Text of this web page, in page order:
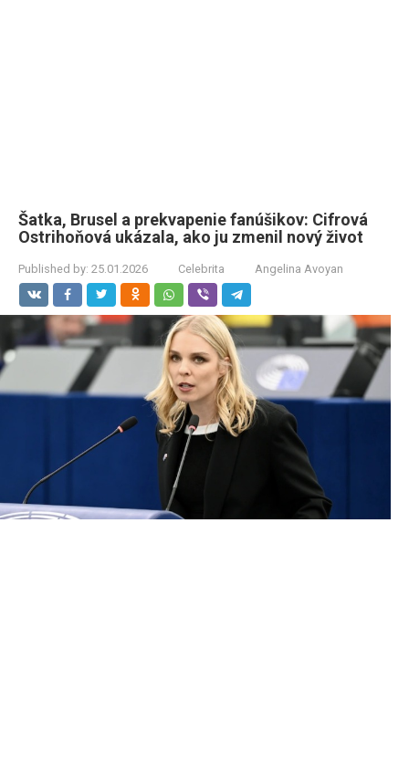
Šatka, Brusel a prekvapenie fanúšikov: Cifrová
Ostrihoňová ukázala, ako ju zmenil nový život
Published by: 25.01.2026 Celebrita Angelina Avoyan